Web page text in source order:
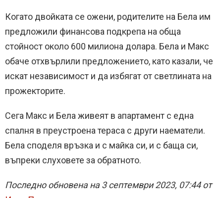
Когато двойката се ожени, родителите на Бела им
предложили финансова подкрепа на обща
стойност около 600 милиона долара. Бела и Макс
обаче отхвърлили предложението, като казали, че
искат независимост и да избягат от светлината на
прожекторите.
Сега Макс и Бела живеят в апартамент с една
спалня в преустроена тераса с други наематели.
Бела споделя връзка и с майка си, и с баща си,
въпреки слуховете за обратното.
Последно обновена на 3 септември 2023, 07:44 от